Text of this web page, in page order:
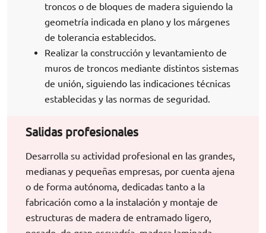
troncos o de bloques de madera siguiendo la
geometría indicada en plano y los márgenes
de tolerancia establecidos.
Realizar la construcción y levantamiento de
muros de troncos mediante distintos sistemas
de unión, siguiendo las indicaciones técnicas
establecidas y las normas de seguridad.
Salidas profesionales
Desarrolla su actividad profesional en las grandes,
medianas y pequeñas empresas, por cuenta ajena
o de forma autónoma, dedicadas tanto a la
fabricación como a la instalación y montaje de
estructuras de madera de entramado ligero,